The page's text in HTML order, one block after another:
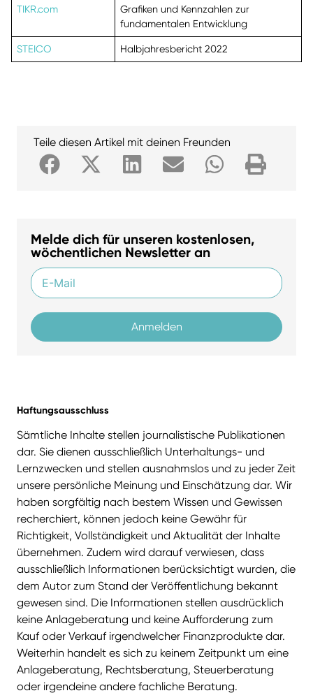
TIKR.com
Grafiken und Kennzahlen zur
fundamentalen Entwicklung
STEICO Halbjahresbericht 2022
Teile diesen Artikel mit deinen Freunden
Melde dich für unseren kostenlosen,
wöchentlichen Newsletter an
Anmelden
Haftungsausschluss
Sämtliche Inhalte stellen journalistische Publikationen
dar. Sie dienen ausschließlich Unterhaltungs- und
Lernzwecken und stellen ausnahmslos und zu jeder Zeit
unsere persönliche Meinung und Einschätzung dar. Wir
haben sorgfältig nach bestem Wissen und Gewissen
recherchiert, können jedoch keine Gewähr für
Richtigkeit, Vollständigkeit und Aktualität der Inhalte
übernehmen. Zudem wird darauf verwiesen, dass
ausschließlich Informationen berücksichtigt wurden, die
dem Autor zum Stand der Veröffentlichung bekannt
gewesen sind. Die Informationen stellen ausdrücklich
keine Anlageberatung und keine Aufforderung zum
Kauf oder Verkauf irgendwelcher Finanzprodukte dar.
Weiterhin handelt es sich zu keinem Zeitpunkt um eine
Anlageberatung, Rechtsberatung, Steuerberatung
oder irgendeine andere fachliche Beratung.